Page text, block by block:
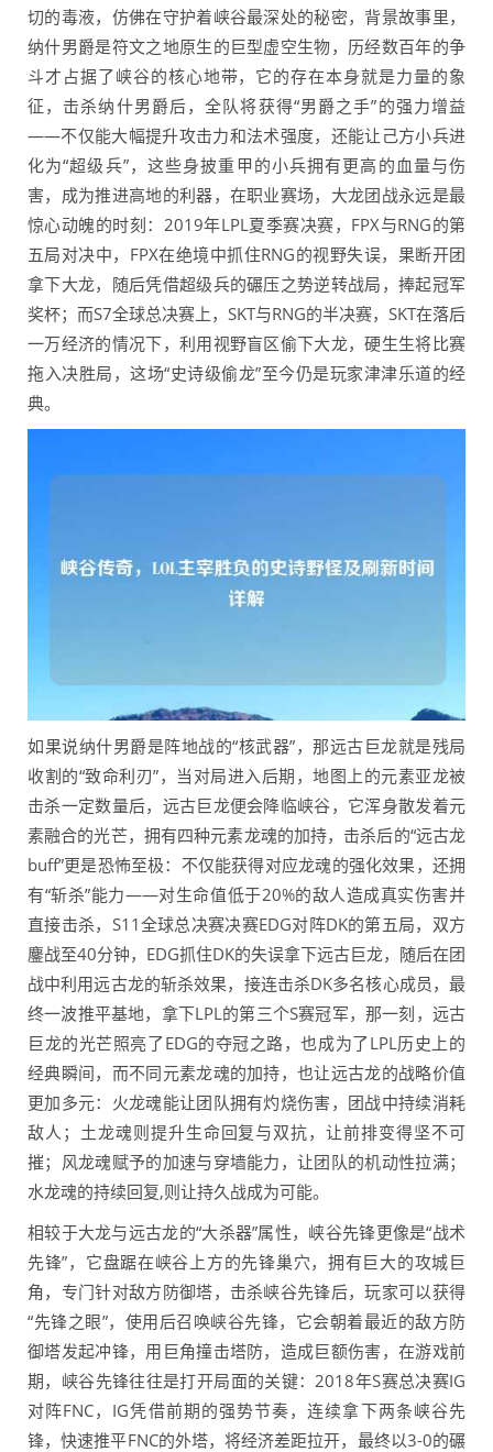
切的毒液，仿佛在守护着峡谷最深处的秘密，背景故事里，
纳什男爵是符文之地原生的巨型虚空生物，历经数百年的争
斗才占据了峡谷的核心地带，它的存在本身就是力量的象
征，击杀纳什男爵后，全队将获得“男爵之手”的强力增益
——不仅能大幅提升攻击力和法术强度，还能让己方小兵进
化为“超级兵”，这些身披重甲的小兵拥有更高的血量与伤
害，成为推进高地的利器，在职业赛场，大龙团战永远是最
惊心动魄的时刻：2019年LPL夏季赛决赛，FPX与RNG的第
五局对决中，FPX在绝境中抓住RNG的视野失误，果断开团
拿下大龙，随后凭借超级兵的碾压之势逆转战局，捧起冠军
奖杯；而S7全球总决赛上，SKT与RNG的半决赛，SKT在落后
一万经济的情况下，利用视野盲区偷下大龙，硬生生将比赛
拖入决胜局，这场“史诗级偷龙”至今仍是玩家津津乐道的经
典。
如果说纳什男爵是阵地战的“核武器”，那远古巨龙就是残局
收割的“致命利刃”，当对局进入后期，地图上的元素亚龙被
击杀一定数量后，远古巨龙便会降临峡谷，它浑身散发着元
素融合的光芒，拥有四种元素龙魂的加持，击杀后的“远古龙
buff”更是恐怖至极：不仅能获得对应龙魂的强化效果，还拥
有“斩杀”能力——对生命值低于20%的敌人造成真实伤害并
直接击杀，S11全球总决赛决赛EDG对阵DK的第五局，双方
鏖战至40分钟，EDG抓住DK的失误拿下远古巨龙，随后在团
战中利用远古龙的斩杀效果，接连击杀DK多名核心成员，最
终一波推平基地，拿下LPL的第三个S赛冠军，那一刻，远古
巨龙的光芒照亮了EDG的夺冠之路，也成为了LPL历史上的
经典瞬间，而不同元素龙魂的加持，也让远古龙的战略价值
更加多元：火龙魂能让团队拥有灼烧伤害，团战中持续消耗
敌人；土龙魂则提升生命回复与双抗，让前排变得坚不可
摧；风龙魂赋予的加速与穿墙能力，让团队的机动性拉满；
水龙魂的持续回复,则让持久战成为可能。
相较于大龙与远古龙的“大杀器”属性，峡谷先锋更像是“战术
先锋”，它盘踞在峡谷上方的先锋巢穴，拥有巨大的攻城巨
角，专门针对敌方防御塔，击杀峡谷先锋后，玩家可以获得
“先锋之眼”，使用后召唤峡谷先锋，它会朝着最近的敌方防
御塔发起冲锋，用巨角撞击塔防，造成巨额伤害，在游戏前
期，峡谷先锋往往是打开局面的关键：2018年S赛总决赛IG
对阵FNC，IG凭借前期的强势节奏，连续拿下两条峡谷先
锋，快速推平FNC的外塔，将经济差距拉开，最终以3-0的碾